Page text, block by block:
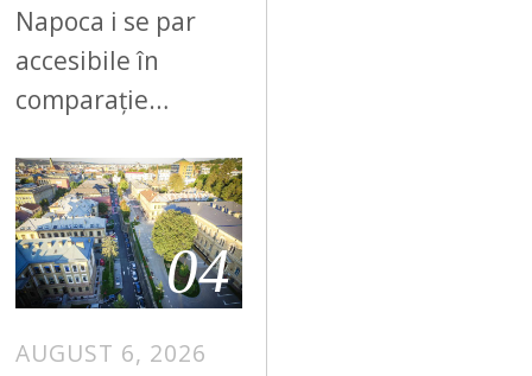
Napoca i se par
accesibile în
comparație…
04
AUGUST 6, 2026